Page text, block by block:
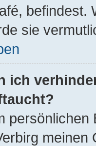
befindest.
sie
ich
persönlichen